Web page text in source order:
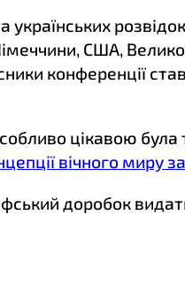
українських
США,
конференції
цікавою
вічного миру
доробок